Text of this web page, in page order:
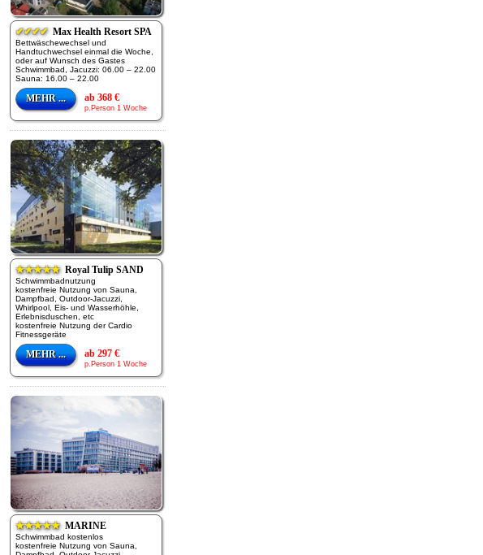
✔✔✔✔ Max Health Resort SPA
Bettwäschewechsel und
Handtuchwechsel einmal die Woche,
oder auf Wunsch des Gastes
Schwimmbad, Jacuzzi: 06.00 – 22.00
Sauna: 16.00 – 22.00
MEHR ... ab 368 €
p.Person 1 Woche
★★★★★Royal Tulip SAND
Schwimmbadnutzung
kostenfreie Nutzung von Sauna,
Dampfbad, Outdoor-Jacuzzi,
Whirlpool, Eis- und Wasserhöhle,
Erlebnisduschen, etc
kostenfreie Nutzung der Cardio
Fitnessgeräte
MEHR ... ab 297 €
p.Person 1 Woche
★★★★★MARINE
Schwimmbad kostenlos
kostenfreie Nutzung von Sauna,